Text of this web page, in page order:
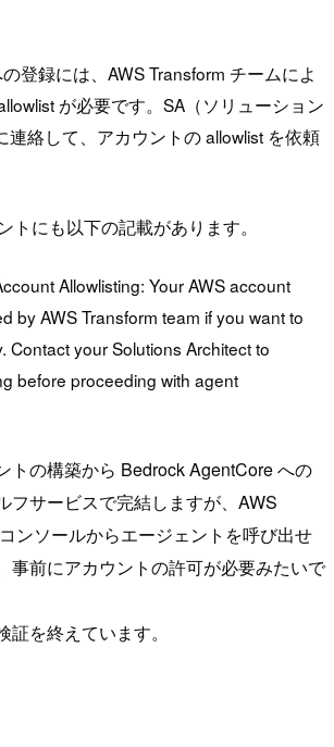
登録には、AWS Transform チームによ
が必要です。SA（ソリューション
連絡して、アカウントの allowlist を依頼
トにも以下の記載があります。
Allowlisting: Your AWS account
by AWS Transform team if you want to
Contact your Solutions Architect to
before proceeding with agent
トの構築から Bedrock AgentCore への
フサービスで完結しますが、AWS
ンソールからエージェントを呼び出せ
事前にアカウントの許可が必要みたいで
を終えています。